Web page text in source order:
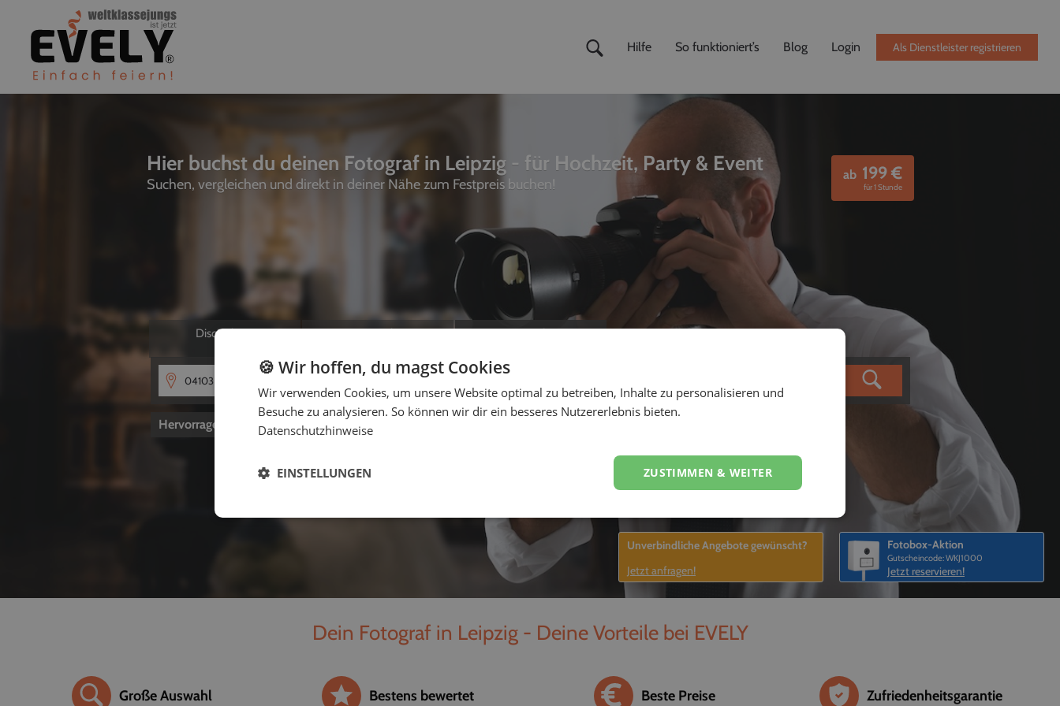
Hilfe So funktioniert’s Blog Login Als Dienstleister registrieren
Hier buchst du deinen Fotograf in Leipzig - für Hochzeit, Party & Event
Suchen, vergleichen und direkt in deiner Nähe zum Festpreis buchen!
ab 199€
für 1 Stunde
Discjockeys Livemusiker, Fotografen
Hervorragend von 5
Fotobox-Aktion
Gutscheincode: WKJ1000
Jetzt reservieren!
Unverbindliche Angebote gewünscht?
Jetzt anfragen!
Dein Fotograf in Leipzig - Deine Vorteile bei EVELY
Große Auswahl Bestens bewertet Beste Preise Zufriedenheitsgarantie
🍪 Wir hoffen, du magst Cookies
Wir verwenden Cookies, um unsere Website optimal zu betreiben, Inhalte zu personalisieren und
Besuche zu analysieren. So können wir dir ein besseres Nutzererlebnis bieten.
Datenschutzhinweise
ZUSTIMMEN & WEITER
EINSTELLUNGEN